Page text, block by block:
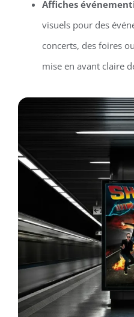
Affiches
visuels pour des
concerts, des foires
mise en avant claire